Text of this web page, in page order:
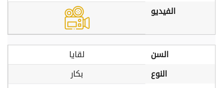
الفيديو
السن
لقايا
النوع
بكار